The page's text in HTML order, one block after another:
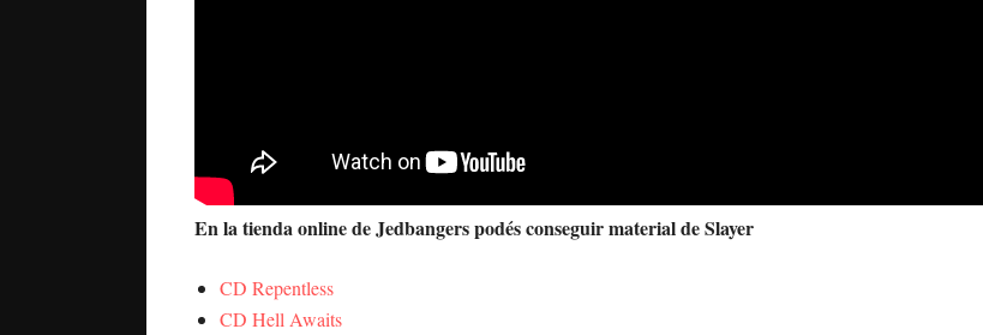
En la tienda online de Jedbangers podés conseguir material de Slayer
CD Repentless
CD Hell Awaits